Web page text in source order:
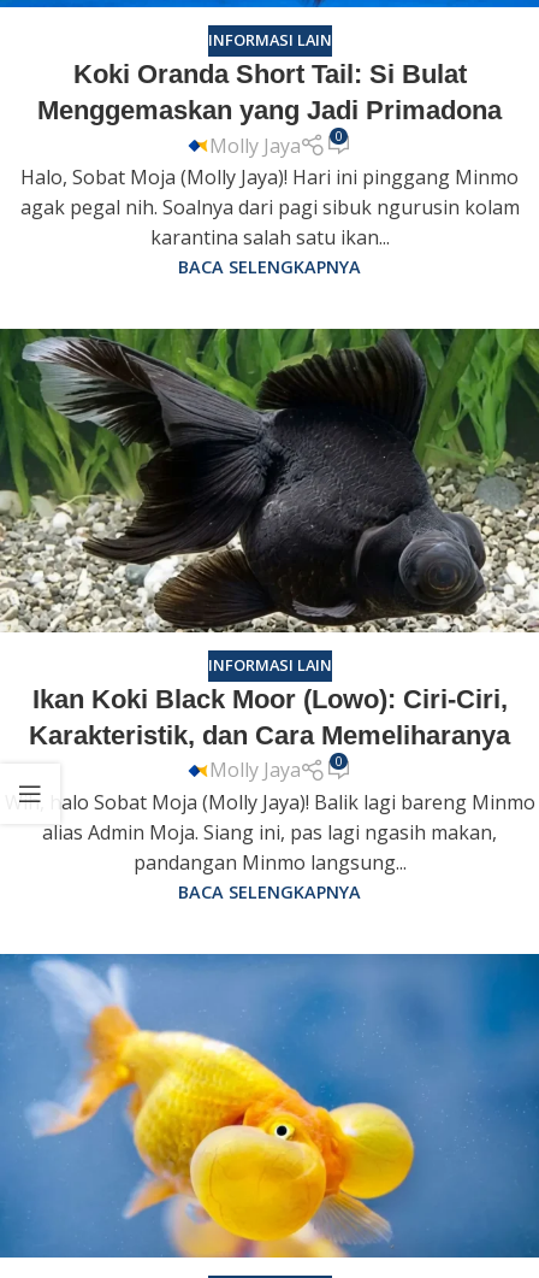
INFORMASI LAIN
Koki Oranda Short Tail: Si Bulat
Menggemaskan yang Jadi Primadona
Molly Jaya 0
Halo, Sobat Moja (Molly Jaya)! Hari ini pinggang Minmo
agak pegal nih. Soalnya dari pagi sibuk ngurusin kolam
karantina salah satu ikan...
BACA SELENGKAPNYA
INFORMASI LAIN
Ikan Koki Black Moor (Lowo): Ciri-Ciri,
Karakteristik, dan Cara Memeliharanya
Molly Jaya 0
Wih, halo Sobat Moja (Molly Jaya)! Balik lagi bareng Minmo
alias Admin Moja. Siang ini, pas lagi ngasih makan,
pandangan Minmo langsung...
BACA SELENGKAPNYA